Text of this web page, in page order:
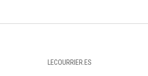
LECOURRIER.ES